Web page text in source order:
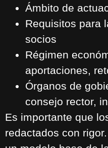
Ámbito de
Requisitos para
socios
Régimen
aportaciones,
Órganos de
consejo rector,
Es importante que
redactados con